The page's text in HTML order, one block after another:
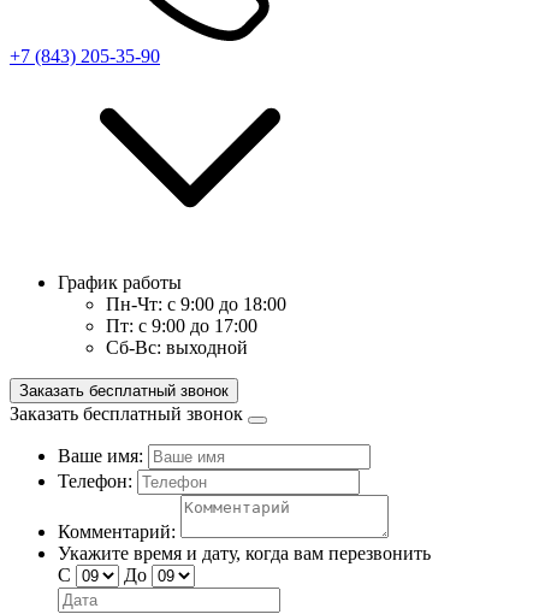
+7 (843) 205-35-90
График работы
Пн-Чт: с 9:00 до 18:00
Пт: с 9:00 до 17:00
Сб-Вс: выходной
Заказать бесплатный звонок
Заказать бесплатный звонок
Ваше имя:
Телефон:
Комментарий:
Укажите время и дату, когда вам перезвонить
С
До